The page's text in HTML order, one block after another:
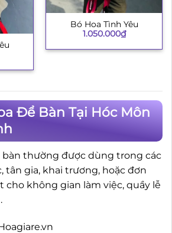
Bó Hoa Tình Yêu
1.050.000₫
Để Bàn Tại Hóc Môn
bàn thường được dùng trong các
tân gia, khai trương, hoặc đơn
cho không gian làm việc, quầy lễ